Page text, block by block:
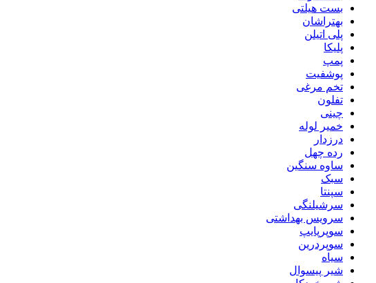
بست هیلتی
بهتراشان
پلی اتیلن
پلیکا
پمپ
پوشفیت
تخم مرغی
تفلون
چینی
خمیر لوله
درزدار
رده چهل
ساوه سنگین
سبک
سپنتا
سرشیلنگی
سرویس بهداشتی
سوپرپایپ
سوپردرین
سیاه
شیر پیسوال